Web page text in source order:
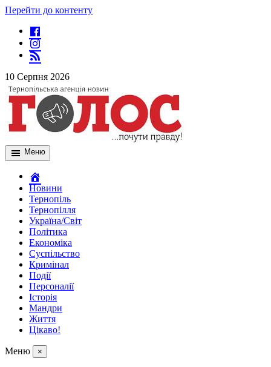
Перейти до контенту
10 Серпня 2026
Меню
Новини
Тернопіль
Тернопілля
Україна/Світ
Політика
Економіка
Суспільство
Кримінал
Події
Персоналії
Історія
Мандри
Життя
Цікаво!
Меню ×